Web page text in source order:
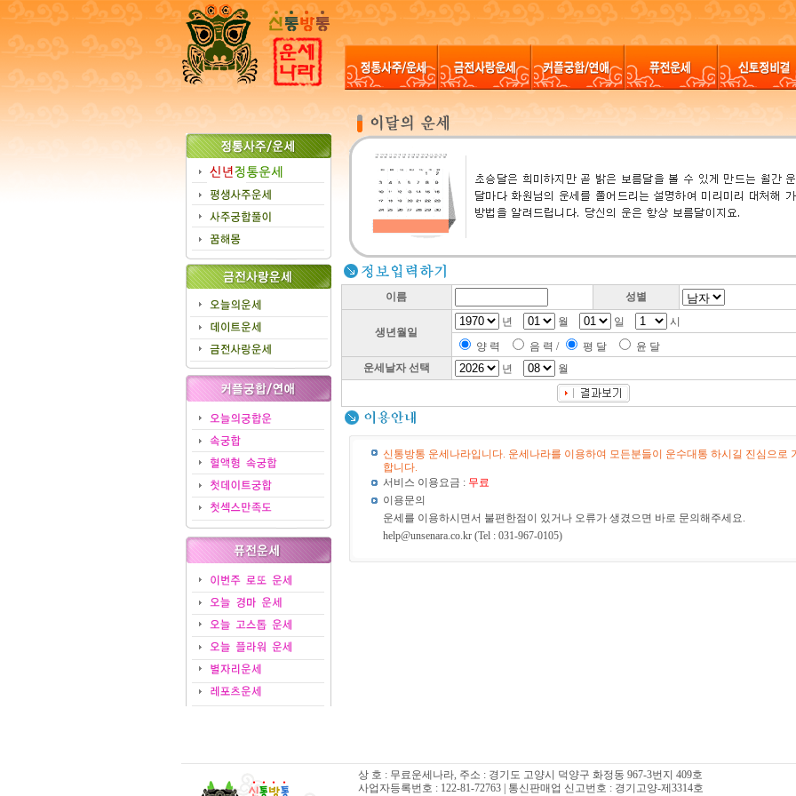
이름 성별
생년월일
년 월 일
시
양 력
음 력 / 평 달
윤 달
운세날자 선택
년 월
신통방통 운세나라입니다. 운세나라를 이용하여 모든분들이 운수대통 하시길 진심으로
합니다.
서비스 이용요금 : 무료
이용문의
운세를 이용하시면서 불편한점이 있거나 오류가 생겼으면 바로 문의해주세요.
help@unsenara.co.kr (Tel : 031-967-0105)
상 호 : 무료운세나라, 주소 : 경기도 고양시 덕양구 화정동 967-3번지 409호
사업자등록번호 : 122-81-72763 | 통신판매업 신고번호 : 경기고양-제3314호